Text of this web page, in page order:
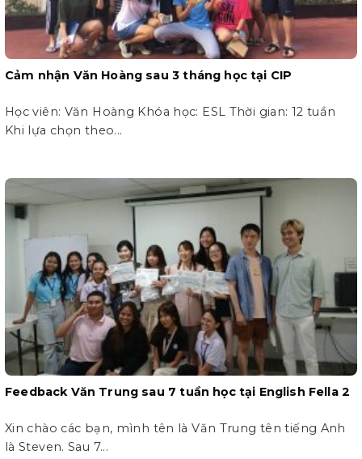
Cảm nhận Văn Hoàng sau 3 tháng học tại CIP
Học viên: Văn Hoàng Khóa học: ESL Thời gian: 12 tuần
Khi lựa chọn theo...
Feedback Văn Trung sau 7 tuần học tại English Fella 2
Xin chào các bạn, mình tên là Văn Trung tên tiếng Anh
là Steven. Sau 7...